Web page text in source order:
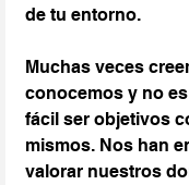
de tu entorno.
Muchas veces
conocemos y no
fácil ser objetivos
mismos. Nos han
valorar nuestros